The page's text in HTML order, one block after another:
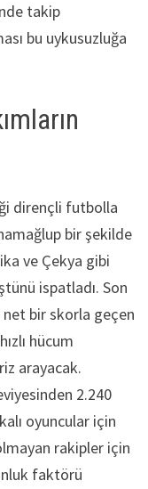
takip
bu uykusuzluğa
dirençli futbolla
bir şekilde
ve Çekya gibi
ispatladı. Son
bir skorla geçen
hücum
arayacak.
2.240
oyuncular için
rakipler için
faktörü